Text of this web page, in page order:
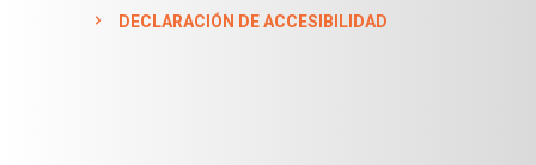
DECLARACIÓN DE ACCESIBILIDAD